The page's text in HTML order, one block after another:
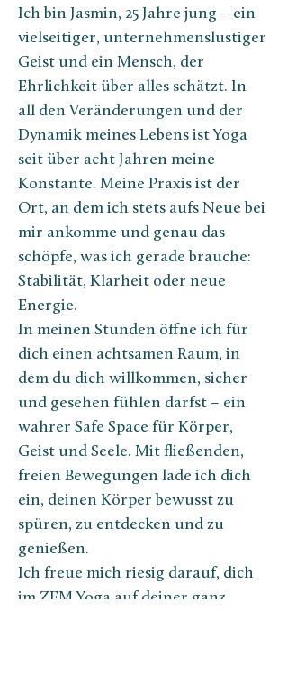
Ich bin Jasmin, 25 Jahre jung – ein
vielseitiger, unternehmenslustiger
Geist und ein Mensch, der
Ehrlichkeit über alles schätzt. In
all den Veränderungen und der
Dynamik meines Lebens ist Yoga
seit über acht Jahren meine
Konstante. Meine Praxis ist der
Ort, an dem ich stets aufs Neue bei
mir ankomme und genau das
schöpfe, was ich gerade brauche:
Stabilität, Klarheit oder neue
Energie.
In meinen Stunden öffne ich für
dich einen achtsamen Raum, in
dem du dich willkommen, sicher
und gesehen fühlen darfst – ein
wahrer Safe Space für Körper,
Geist und Seele. Mit fließenden,
freien Bewegungen lade ich dich
ein, deinen Körper bewusst zu
spüren, zu entdecken und zu
genießen.
Ich freue mich riesig darauf, dich
im ZEM Yoga auf deiner ganz